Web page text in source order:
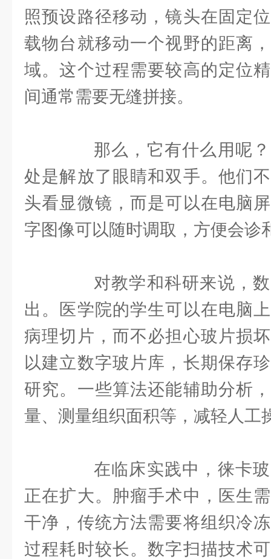
照预设路径移动，镜头在固定
载物台就移动一个视野的距离
域。这个过程需要较高的定位
间通常需要无缝拼接。
那么，它有什么用呢？
处是解放了眼睛和双手。他们
头看显微镜，而是可以在电脑
字图像可以随时调取，方便会诊
对教学和科研来说，数
出。医学院的学生可以在电脑
病理切片，而不必担心玻片损
以建立数字玻片库，长期保存
研究。一些算法还能辅助分析
量、测量组织面积等，减轻人工
在临床实践中，徕卡玻
正在扩大。肿瘤手术中，医生
干净，传统方法需要将组织冷
过程耗时较长。数字扫描技术